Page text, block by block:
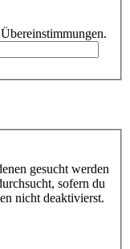
gesucht werden
sofern du
nicht deaktivierst.